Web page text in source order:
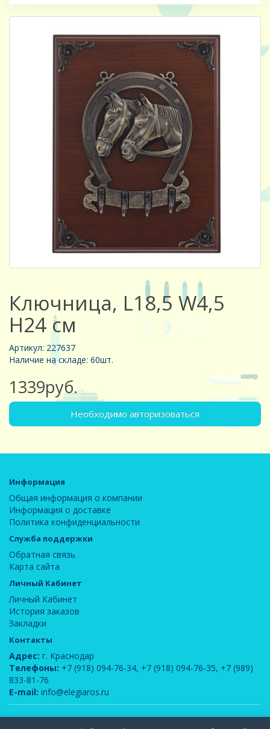
Ключница, L18,5 W4,5
H24 см
Артикул: 227637
Наличие на складе: 60шт.
1339руб.
Необходимо авторизоваться
Информация
Общая информация о компании
Информация о доставке
Политика конфиденциальности
Служба поддержки
Обратная связь
Карта сайта
Личный Кабинет
Личный Кабинет
История заказов
Закладки
Контакты
Адрес: г. Краснодар
Телефоны: +7 (918) 094-76-34, +7 (918) 094-76-35, +7 (989)
833-81-76
E-mail: info@elegiaros.ru